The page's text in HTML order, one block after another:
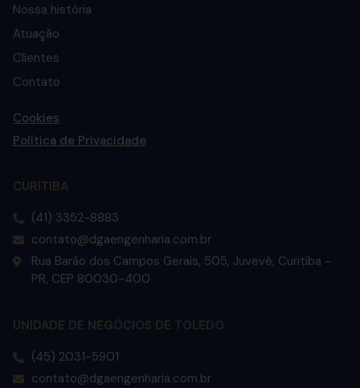
Nossa história
Atuação
Clientes
Contato
Cookies
Política de Privacidade
CURITIBA
(41) 3352-8883
contato@dgaengenharia.com.br
Rua Barão dos Campos Gerais, 505, Juvevê, Curitiba -
PR, CEP 80030-400
UNIDADE DE NEGÓCIOS DE TOLEDO
(45) 2031-5901
contato@dgaengenharia.com.br